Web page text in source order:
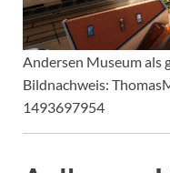
Andersen Museum als
Bildnachweis:
1493697954